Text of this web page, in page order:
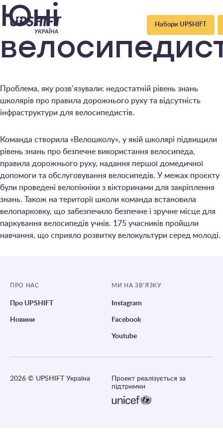
Upshift
–
Україна
Набори UPSHIFT
Юні
Проблема, яку розвʼязували: недостатній рівень знань
школярів про правила дорожнього руху та відсутність
інфраструктури для велосипедистів.
Команда створила «Велошколу», у якій школярі підвищили
рівень знань про безпечне використання велосипеда,
правила дорожнього руху, надання першої домедичної
допомоги та обслуговування велосипедів. У межах проєкту
були проведені велопікніки з вікторинами для закріплення
знань. Також на території школи команда встановила
велопарковку, що забезпечило безпечне і зручне місце для
паркування велосипедів учнів. 175 учасників пройшли
навчання, що сприяло розвитку велокультури серед молоді.
ПРО НАС
Про UPSHIFT
Новини
МИ НА ЗВ’ЯЗКУ
Instagram
Facebook
Youtube
2026 © UPSHIFT Україна
Проект реалізується за
підтримки